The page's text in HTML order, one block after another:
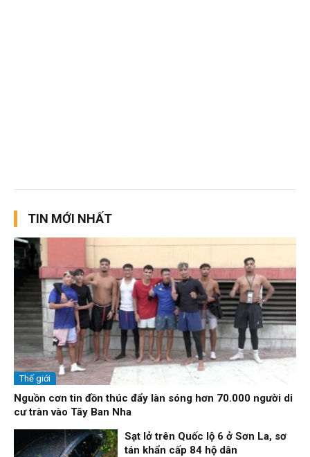
TIN MỚI NHẤT
Thế giới
Nguồn cơn tin đồn thúc đẩy làn sóng hơn 70.000 người di
cư tràn vào Tây Ban Nha
Sạt lở trên Quốc lộ 6 ở Sơn La, sơ
tán khẩn cấp 84 hộ dân